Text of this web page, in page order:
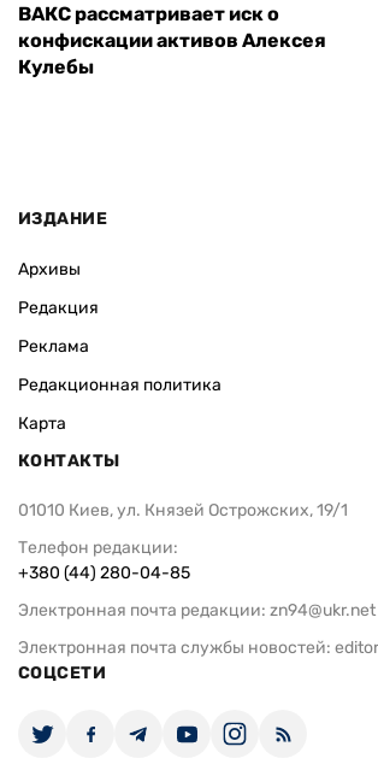
ВАКС рассматривает иск о
конфискации активов Алексея
Кулебы
ИЗДАНИЕ
Архивы
Редакция
Реклама
Редакционная политика
Карта
КОНТАКТЫ
01010 Киев, ул. Князей Острожских, 19/1
Телефон редакции:
+380 (44) 280-04-85
Электронная почта редакции: zn94@ukr.net
Электронная почта службы новостей:
СОЦСЕТИ